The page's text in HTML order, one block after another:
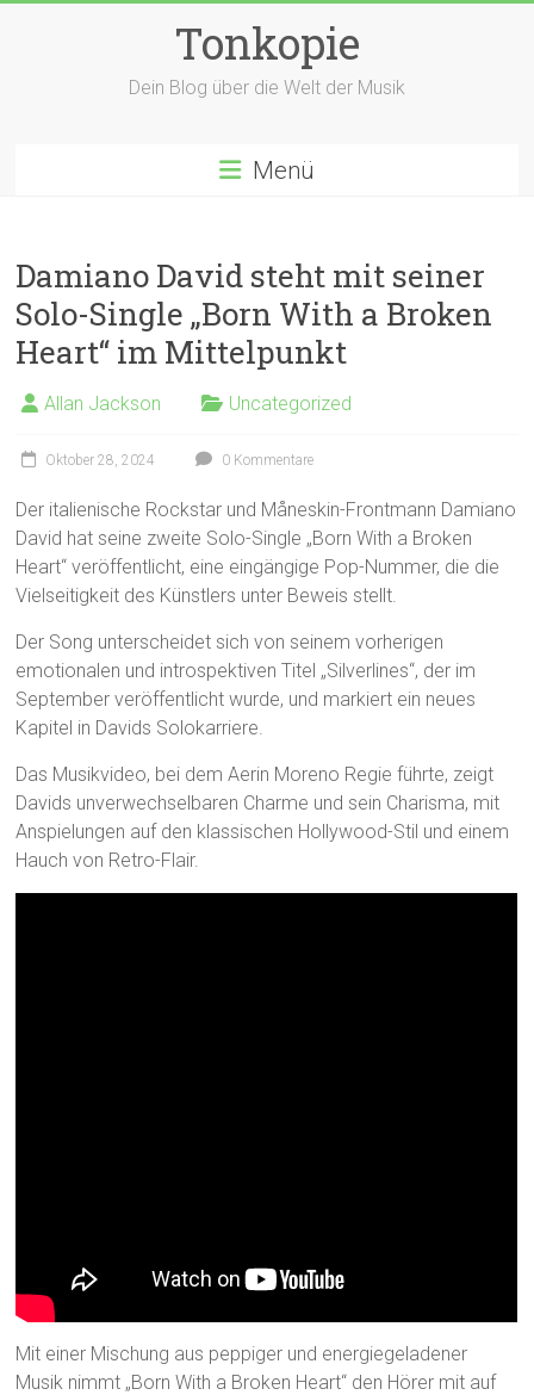
Tonkopie
Dein Blog über die Welt der Musik
Menü
Damiano David steht mit seiner
Solo-Single „Born With a Broken
Heart“ im Mittelpunkt
Allan Jackson Uncategorized
Oktober 28, 2024 0 Kommentare
Der italienische Rockstar und Måneskin-Frontmann Damiano
David hat seine zweite Solo-Single „Born With a Broken
Heart“ veröffentlicht, eine eingängige Pop-Nummer, die die
Vielseitigkeit des Künstlers unter Beweis stellt.
Der Song unterscheidet sich von seinem vorherigen
emotionalen und introspektiven Titel „Silverlines“, der im
September veröffentlicht wurde, und markiert ein neues
Kapitel in Davids Solokarriere.
Das Musikvideo, bei dem Aerin Moreno Regie führte, zeigt
Davids unverwechselbaren Charme und sein Charisma, mit
Anspielungen auf den klassischen Hollywood-Stil und einem
Hauch von Retro-Flair.
Mit einer Mischung aus peppiger und energiegeladener
Musik nimmt „Born With a Broken Heart“ den Hörer mit auf